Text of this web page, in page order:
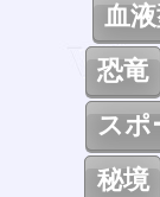
血
恐竜
スポ
秘境